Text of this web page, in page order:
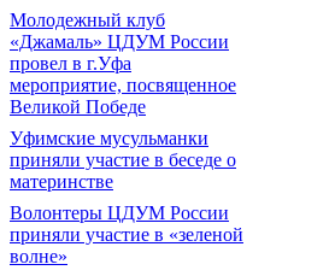
Молодежный клуб
«Джамаль» ЦДУМ России
провел в г.Уфа
мероприятие, посвященное
Великой Победе
Уфимские мусульманки
приняли участие в беседе о
материнстве
Волонтеры ЦДУМ России
приняли участие в «зеленой
волне»